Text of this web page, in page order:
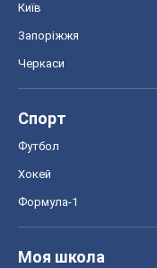
Київ
Запоріжжя
Черкаси
Спорт
Футбол
Хокей
Формула-1
Моя школа